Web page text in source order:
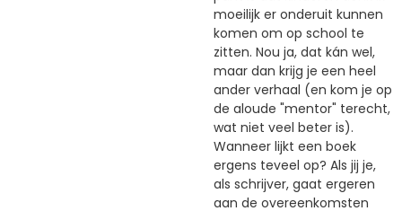
moeilijk er onderuit kunnen
komen om op school te
zitten. Nou ja, dat kán wel,
maar dan krijg je een heel
ander verhaal (en kom je op
de aloude "mentor" terecht,
wat niet veel beter is).
Wanneer lijkt een boek
ergens teveel op? Als jij je,
als schrijver, gaat ergeren
aan de overeenkomsten